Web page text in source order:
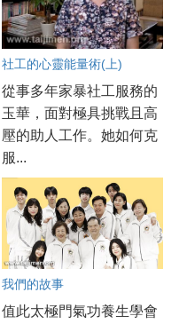
社工的心靈能量術(上)
從事多年家暴社工服務的
玉華，面對極具挑戰且高
壓的助人工作。她如何克
服...
我們的故事
值此太極門氣功養生學會